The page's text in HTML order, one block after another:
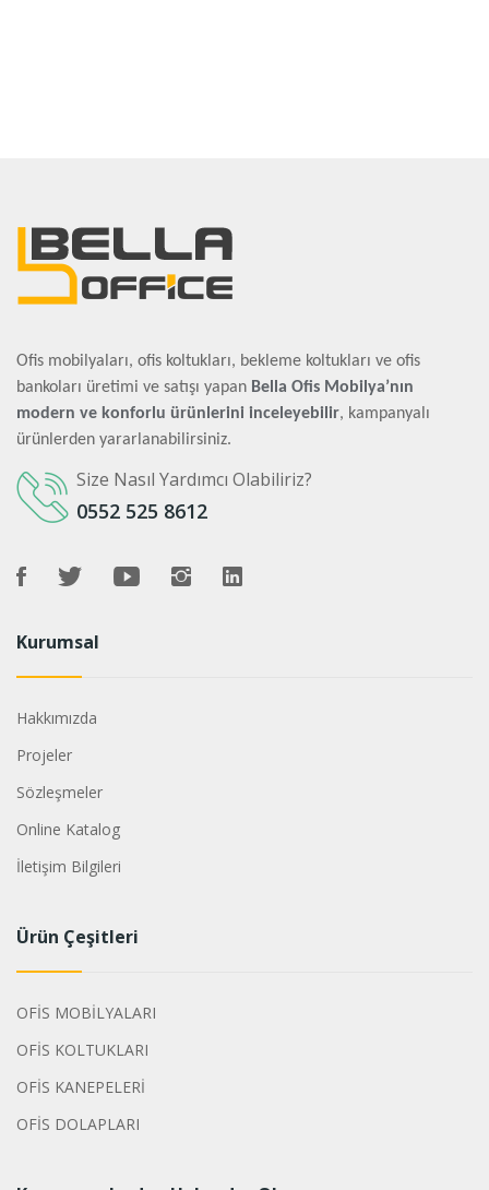
Ofis mobilyaları, ofis koltukları, bekleme koltukları ve ofis
bankoları üretimi ve satışı yapan Bella Ofis Mobilya’nın
modern ve konforlu ürünlerini inceleyebilir, kampanyalı
ürünlerden yararlanabilirsiniz.
Size Nasıl Yardımcı Olabiliriz?
0552 525 8612
Kurumsal
Hakkımızda
Projeler
Sözleşmeler
Online Katalog
İletişim Bilgileri
Ürün Çeşitleri
OFİS MOBİLYALARI
OFİS KOLTUKLARI
OFİS KANEPELERİ
OFİS DOLAPLARI